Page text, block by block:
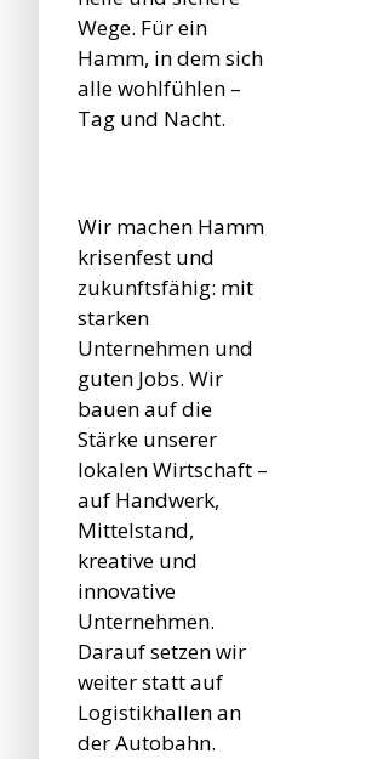
Wege. Für ein
Hamm, in dem sich
alle wohlfühlen –
Tag und Nacht.
Wir machen Hamm
krisenfest und
zukunftsfähig: mit
starken
Unternehmen und
guten Jobs. Wir
bauen auf die
Stärke unserer
lokalen Wirtschaft –
auf Handwerk,
Mittelstand,
kreative und
innovative
Unternehmen.
Darauf setzen wir
weiter statt auf
Logistikhallen an
der Autobahn.